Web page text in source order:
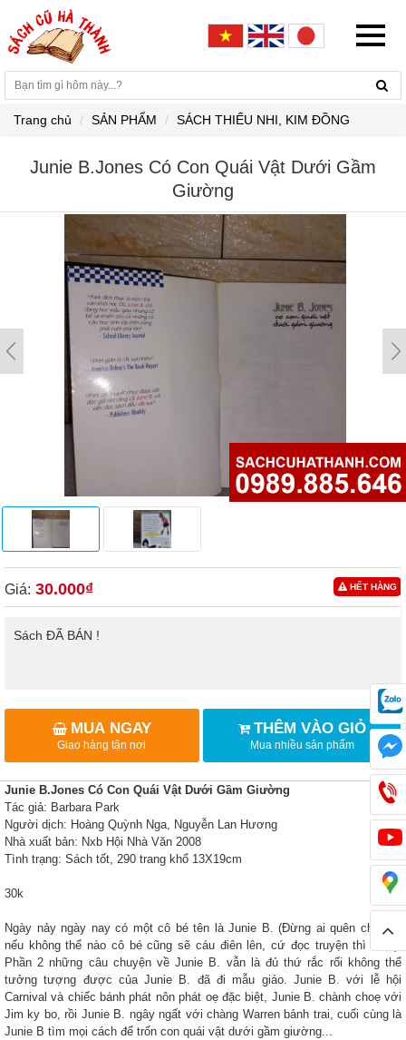
Trang chủ SẢN PHẨM SÁCH THIẾU NHI, KIM ĐỒNG
Junie B.Jones Có Con Quái Vật Dưới Gầm
Giường
HẾT HÀNG
Giá: 30.000₫
Sách ĐÃ BÁN !
MUA NGAY
Giao hàng tận nơi
THÊM VÀO GIỎ
Mua nhiều sản phẩm
Junie B.Jones Có Con Quái Vật Dưới Gầm Giường
Tác giả: Barbara Park
Người dịch: Hoàng Quỳnh Nga, Nguyễn Lan Hương
Nhà xuất bản: Nxb Hội Nhà Văn 2008
Tình trạng: Sách tốt, 290 trang khổ 13X19cm
30k
Ngày nảy ngày nay có một cô bé tên là Junie B. (Đừng ai quên chữ B.,
nếu không thể nào cô bé cũng sẽ cáu điên lên, cứ đọc truyện thì biết!).
Phần 2 những câu chuyện về Junie B. vẫn là đủ thứ rắc rối không thể
tưởng tượng được của Junie B. đã đi mẫu giáo. Junie B. với lễ hội
Carnival và chiếc bánh phát nôn phát oẹ đặc biệt, Junie B. chành choẹ với
Jim ky bo, rồi Junie B. ngây ngất với chàng Warren bảnh trai, cuối cùng là
Junie B tìm mọi cách để trốn con quái vật dưới gầm giường...